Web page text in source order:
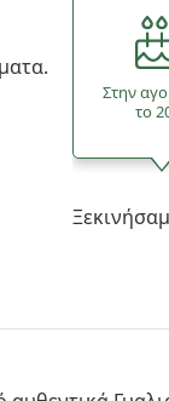
Στην
το